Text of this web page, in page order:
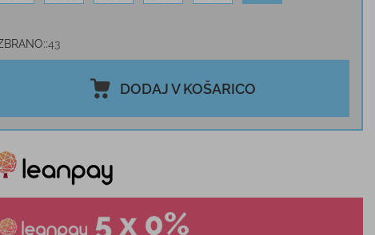
43
DODAJ V KOŠARICO